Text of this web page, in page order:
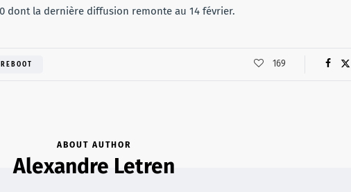
dont la dernière diffusion remonte au 14 février.
REBOOT 169
ABOUT AUTHOR
Alexandre Letren